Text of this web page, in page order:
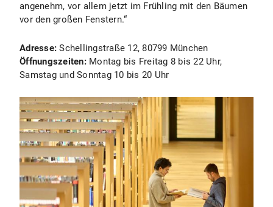
angenehm, vor allem jetzt im Frühling mit den Bäumen
vor den großen Fenstern.“
Adresse: Schellingstraße 12, 80799 München
Öffnungszeiten:Montag bis Freitag 8 bis 22 Uhr,
Samstag und Sonntag 10 bis 20 Uhr